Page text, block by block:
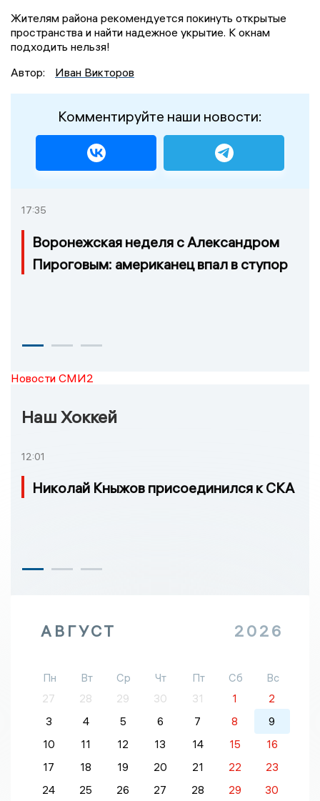
Жителям района рекомендуется покинуть открытые
пространства и найти надежное укрытие. К окнам
подходить нельзя!
Автор:
Иван Викторов
Комментируйте наши новости:
17:35
Воронежская неделя с Александром
Пироговым: американец впал в ступор
Новости СМИ2
Наш Хоккей
12:01
Николай Кныжов присоединился к СКА
АВГУСТ 2026
Пн Вт Ср Чт Пт Сб
Вс
27
28 29 30 31 1
2
3
4 5 6 7 8
9
10
11 12 13 14 15
16
17
18 19 20 21 22
23
24
25 26 27 28 29 30